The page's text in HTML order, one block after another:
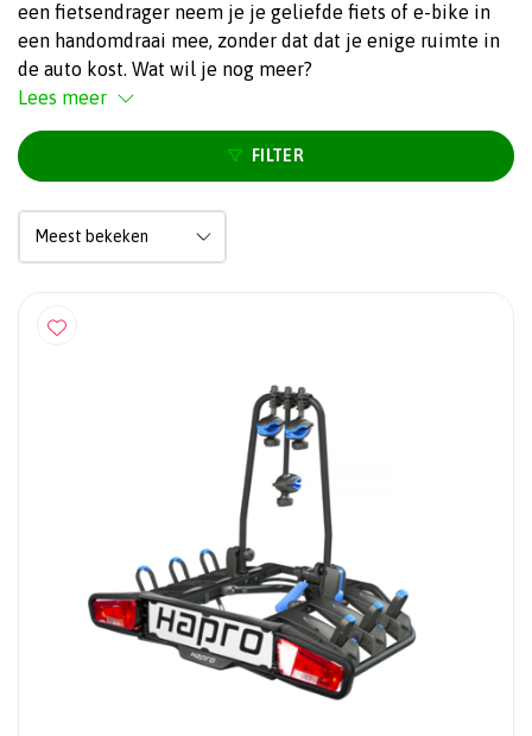
een fietsendrager neem je je geliefde fiets of e-bike in
een handomdraai mee, zonder dat dat je enige ruimte in
de auto kost. Wat wil je nog meer?
Lees meer
FILTER